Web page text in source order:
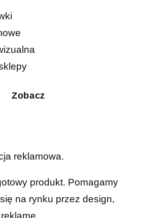
Zobacz
reklamowa.
produkt. Pomagamy
na rynku przez design,